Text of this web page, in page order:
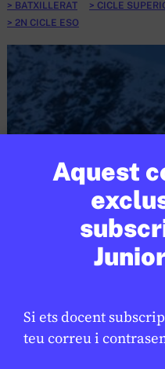
Aquest
Si ets docent
teu correu i
BATXILLERAT CICLE
2N CICLE ESO
d’hivern amb
nous esports